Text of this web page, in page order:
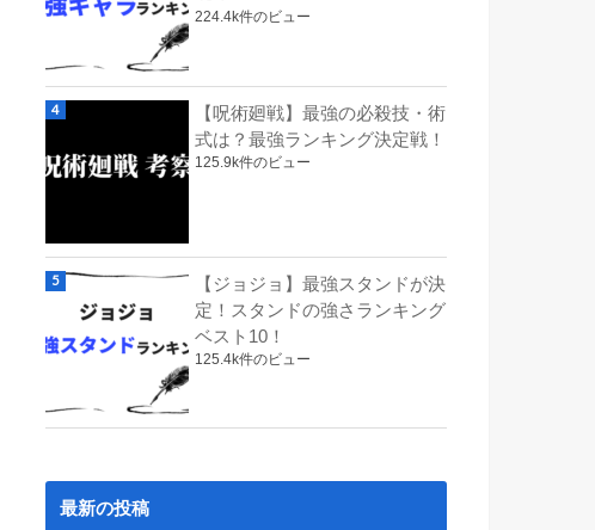
224.4k件のビュー
【呪術廻戦】最強の必殺技・術
式は？最強ランキング決定戦！
125.9k件のビュー
【ジョジョ】最強スタンドが決
定！スタンドの強さランキング
ベスト10！
125.4k件のビュー
最新の投稿